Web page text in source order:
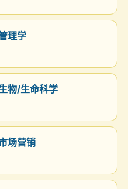
理学
物/生命科学
场营销